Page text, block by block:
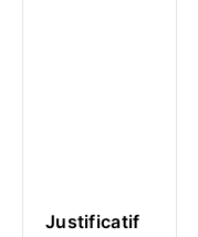
Justificatif